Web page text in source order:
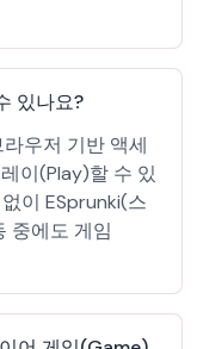
있나요?
우저 기반 액세
이(Play)할 수 있
이 ESprunki(스
중에도 게임